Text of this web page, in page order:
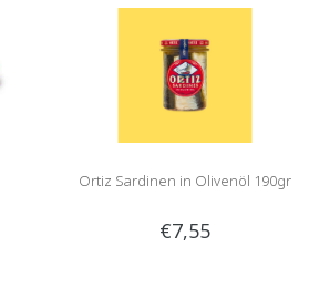
Ortiz Sardinen in Olivenöl 190gr
€7,55